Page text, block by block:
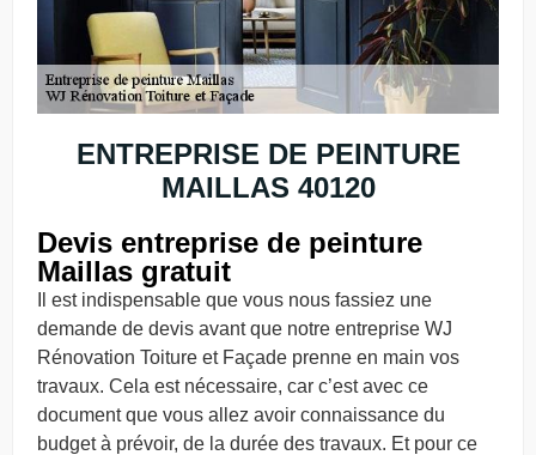
ENTREPRISE DE PEINTURE
MAILLAS 40120
Devis entreprise de peinture
Maillas gratuit
Il est indispensable que vous nous fassiez une
demande de devis avant que notre entreprise WJ
Rénovation Toiture et Façade prenne en main vos
travaux. Cela est nécessaire, car c’est avec ce
document que vous allez avoir connaissance du
budget à prévoir, de la durée des travaux. Et pour ce